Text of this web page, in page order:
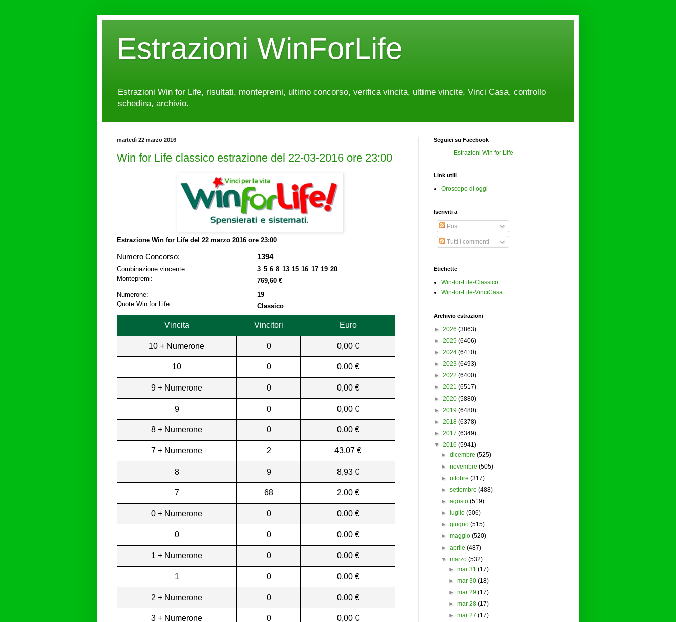
Estrazioni WinForLife
Estrazioni Win for Life, risultati, montepremi, ultimo concorso, verifica vincita, ultime vincite, Vinci Casa, controllo
schedina, archivio.
martedì 22 marzo 2016
Win for Life classico estrazione del 22-03-2016 ore 23:00
Estrazione Win for Life del 22 marzo 2016 ore 23:00
Numero Concorso: 1394
Combinazione vincente:
3 5 6 8 13 15 16 17 19 20
Montepremi:
769,60 €
Numerone:
19
Quote Win for Life
Classico
Vincita Vincitori Euro
10 + Numerone 0 0,00 €
10 0 0,00 €
9 + Numerone 0 0,00 €
9 0 0,00 €
8 + Numerone 0 0,00 €
7 + Numerone 2 43,07 €
8 9 8,93 €
7 68 2,00 €
0 + Numerone 0 0,00 €
0 0 0,00 €
1 + Numerone 0 0,00 €
1 0 0,00 €
2 + Numerone 0 0,00 €
3 + Numerone 0 0,00 €
Seguici su Facebook
Estrazioni Win for Life
Link utili
Oroscopo di oggi
Iscriviti a
Post
Tutti i commenti
Etichette
Win-for-Life-Classico
Win-for-Life-VinciCasa
Archivio estrazioni
► 2026 (3863)
► 2025 (6406)
► 2024 (6410)
► 2023 (6493)
► 2022 (6400)
► 2021 (6517)
► 2020 (5880)
► 2019 (6480)
► 2018 (6378)
► 2017 (6349)
▼ 2016 (5941)
►dicembre (525)
►novembre (505)
►ottobre (317)
►settembre (488)
►agosto (519)
►
luglio (506)
►giugno (515)
►maggio (520)
►aprile (487)
▼ marzo (532)
► mar 31 (17)
► mar 30 (18)
► mar 29 (17)
► mar 28 (17)
► mar 27 (17)